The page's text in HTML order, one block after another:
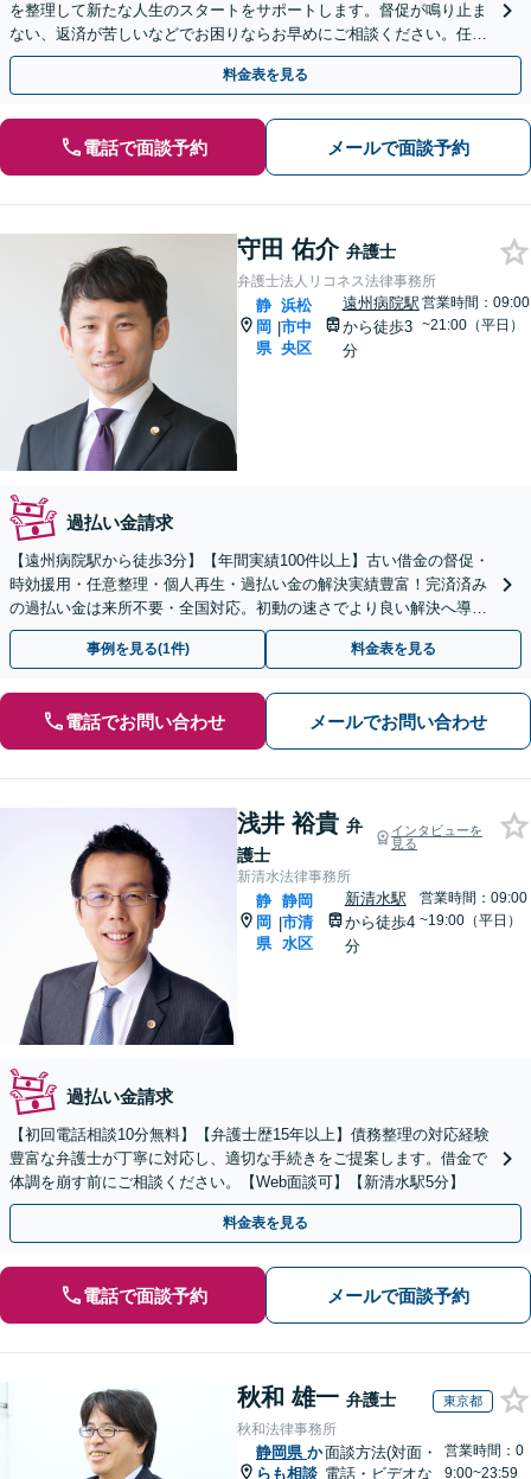
を整理して新たな人生のスタートをサポートします。督促が鳴り止ま
ない、返済が苦しいなどでお困りならお早めにご相談ください。任意
整理・個人再生・個人/法人破産などにより解決します。
料金表を見る
電話で面談予約 メールで面談予約
守田 佑介 弁護士
弁護士法人リコネス法律事務所
静
岡
県
|
浜松
市中
央区
遠州病院駅
から徒歩3
分
営業時間：09:00
~21:00（平日）
過払い金請求
【遠州病院駅から徒歩3分】【年間実績100件以上】古い借金の督促・
時効援用・任意整理・個人再生・過払い金の解決実績豊富！完済済み
の過払い金は来所不要・全国対応。初動の速さでより良い解決へ導き
ます。【初回相談無料】【お電話・オンライン相談可】
事例を見る(1件) 料金表を見る
電話でお問い合わせ メールでお問い合わせ
浅井 裕貴 弁
護士
インタビューを
見る
新清水法律事務所
静
岡
県
|
静岡
市清
水区
新清水駅
から徒歩4
分
営業時間：09:00
~19:00（平日）
過払い金請求
【初回電話相談10分無料】【弁護士歴15年以上】債務整理の対応経験
豊富な弁護士が丁寧に対応し、適切な手続きをご提案します。借金で
体調を崩す前にご相談ください。【Web面談可】【新清水駅5分】
料金表を見る
電話で面談予約 メールで面談予約
秋和 雄一 弁護士 東京都
秋和法律事務所
静岡県 か
らも相談
面談方法(対面・
電話・ビデオな
営業時間：0
9:00~23:59